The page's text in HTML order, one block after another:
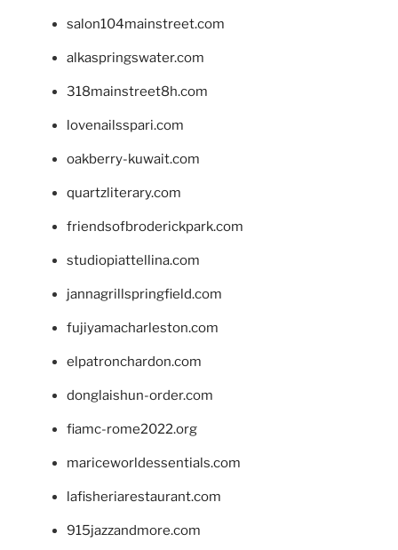
salon104mainstreet.com
alkaspringswater.com
318mainstreet8h.com
lovenailsspari.com
oakberry-kuwait.com
quartzliterary.com
friendsofbroderickpark.com
studiopiattellina.com
jannagrillspringfield.com
fujiyamacharleston.com
elpatronchardon.com
donglaishun-order.com
fiamc-rome2022.org
mariceworldessentials.com
lafisheriarestaurant.com
915jazzandmore.com